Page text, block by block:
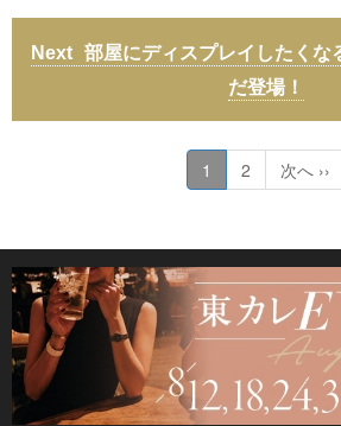
部屋にディスプレイしたくな
だ登場！
1 2 次へ ››